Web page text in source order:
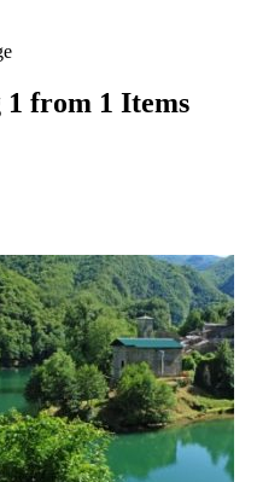
1 from 1 Items